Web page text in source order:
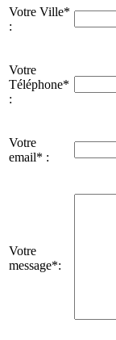
Votre Ville*
:
Votre
Téléphone*
:
Votre
email* :
Votre
message*: